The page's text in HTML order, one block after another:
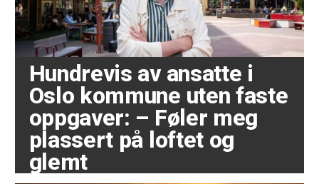
Hundrevis av ansatte i
Oslo kommune uten faste
oppgaver: – Føler meg
plassert på loftet og
glemt